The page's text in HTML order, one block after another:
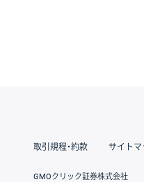
取引規程・約款 サイトマ
GMOクリック証券株式会社